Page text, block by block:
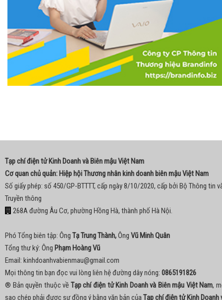
Tạp chí điện tử Kinh Doanh và Biên mậu Việt Nam
Cơ quan chủ quản: Hiệp hội Thương nhân kinh doanh biên mậu Việt Nam
Số giấy phép: số 450/GP-BTTTT, cấp ngày 8/10/2020, cấp bởi Bộ Thông tin
Truyền thông
268A đường Âu Cơ, phường Hồng Hà, thành phố Hà Nội.
Phó Tổng biên tập: Ông Tạ Trung Thành,Ông Vũ Minh Quân
Tổng thư ký: Ông Phạm Hoàng Vũ
Email: kinhdoanhvabienmau@gmail.com
Mọi thông tin bạn đọc vui lòng liên hệ đường dây nóng: 0865191826
® Bản quyền thuộc về Tạp chí điện tử Kinh Doanh và Biên mậu Việt Nam,
sao chép phải được sự đồng ý bằng văn bản củaTạp chí điện tử Kinh Doanh